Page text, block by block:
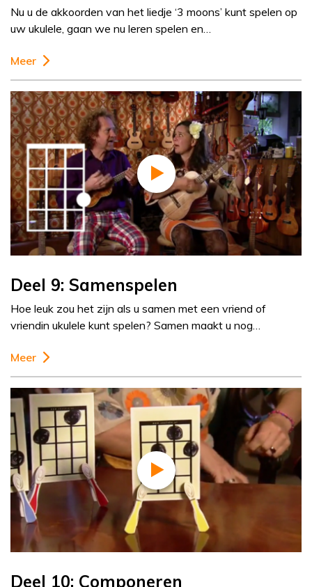
Nu u de akkoorden van het liedje ‘3 moons’ kunt spelen op
uw ukulele, gaan we nu leren spelen en…
Meer
Deel 9: Samenspelen
Hoe leuk zou het zijn als u samen met een vriend of
vriendin ukulele kunt spelen? Samen maakt u nog…
Meer
Deel 10: Componeren